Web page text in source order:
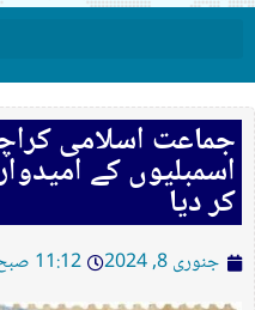
جماعت اسلامی
اسمبلیوں کے
کر دیا
جنوری 8, 2024 11:12 صبح